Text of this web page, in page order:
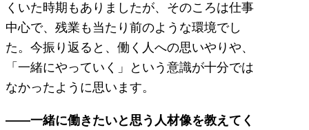
くいた時期もありましたが、そのころは仕事
中心で、残業も当たり前のような環境でし
た。今振り返ると、働く人への思いやりや、
「一緒にやっていく」という意識が十分では
なかったように思います。
――一緒に働きたいと思う人材像を教えてく